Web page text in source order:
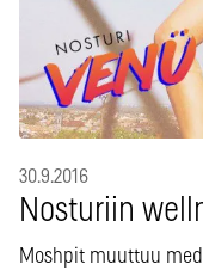
30.9.2016
Nosturiin
Moshpit muuttuu